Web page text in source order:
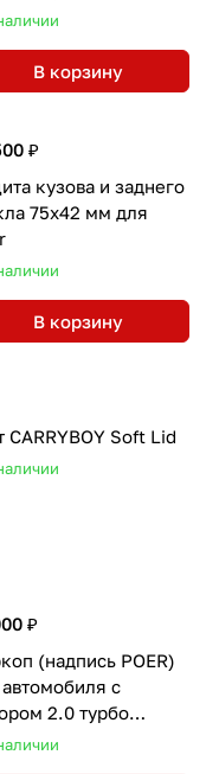
В корзину
₽
кузова и заднего
75х42 мм для
В корзину
CARRYBOY Soft Lid
₽
(надпись POER)
с
2.0 турбо
Poer King Kong